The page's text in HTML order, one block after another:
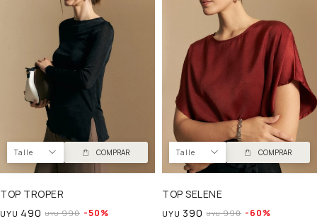
Talle COMPRAR
TOP TROPER
UYU 490 UYU 990 50
Talle COMPRAR
TOP SELENE
UYU 390 UYU 990 60